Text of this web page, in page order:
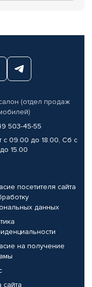
(отдел продаж
503-45-55
с 09.00 до 18.00, Сб с
15.00
посетителя сайта
данных
на получение
сайта